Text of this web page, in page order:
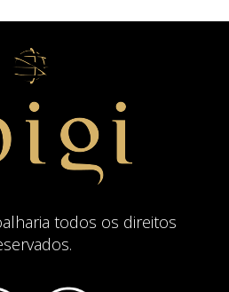
todos os direitos